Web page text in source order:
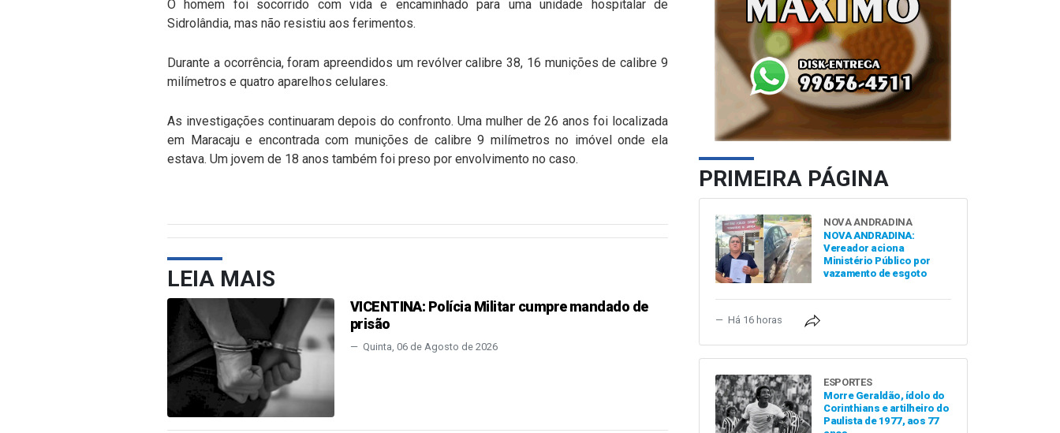
O homem foi socorrido com vida e encaminhado para uma unidade hospitalar de
Sidrolândia, mas não resistiu aos ferimentos.
Durante a ocorrência, foram apreendidos um revólver calibre 38, 16 munições de calibre 9
milímetros e quatro aparelhos celulares.
As investigações continuaram depois do confronto. Uma mulher de 26 anos foi localizada
em Maracaju e encontrada com munições de calibre 9 milímetros no imóvel onde ela
estava. Um jovem de 18 anos também foi preso por envolvimento no caso.
LEIA MAIS
VICENTINA: Polícia Militar cumpre mandado de
prisão
Quinta, 06 de Agosto de 2026
PRIMEIRA PÁGINA
NOVA ANDRADINA
NOVA ANDRADINA:
Vereador aciona
Ministério Público por
vazamento de esgoto
Há 16 horas
ESPORTES
Morre Geraldão, ídolo do
Corinthians e artilheiro do
Paulista de 1977, aos 77